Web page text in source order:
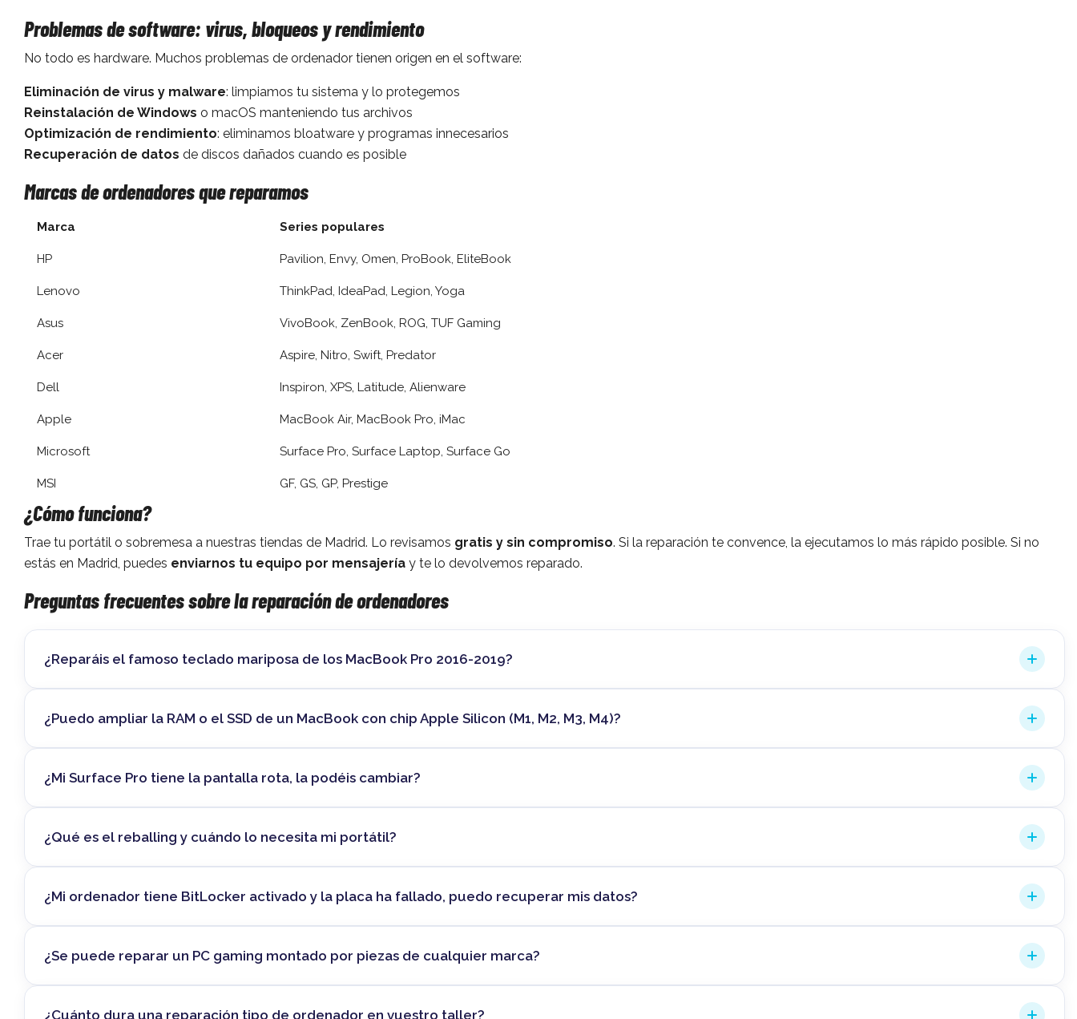
Problemas de software: virus, bloqueos y rendimiento
No todo es hardware. Muchos problemas de ordenador tienen origen en el software:
Eliminación de virus y malware: limpiamos tu sistema y lo protegemos
Reinstalación de Windows o macOS manteniendo tus archivos
Optimización de rendimiento: eliminamos bloatware y programas innecesarios
Recuperación de datos de discos dañados cuando es posible
Marcas de ordenadores que reparamos
Marca Series populares
HP Pavilion, Envy, Omen, ProBook, EliteBook
Lenovo ThinkPad, IdeaPad, Legion, Yoga
Asus VivoBook, ZenBook, ROG, TUF Gaming
Acer Aspire, Nitro, Swift, Predator
Dell Inspiron, XPS, Latitude, Alienware
Apple MacBook Air, MacBook Pro, iMac
Microsoft Surface Pro, Surface Laptop, Surface Go
MSI GF, GS, GP, Prestige
¿Cómo funciona?
Trae tu portátil o sobremesa a nuestras tiendas de Madrid. Lo revisamos gratis y sin compromiso. Si la reparación te convence, la ejecutamos lo más rápido posible. Si no
estás en Madrid, puedes enviarnos tu equipo por mensajería y te lo devolvemos reparado.
Preguntas frecuentes sobre la reparación de ordenadores
¿Reparáis el famoso teclado mariposa de los MacBook Pro 2016-2019?
¿Puedo ampliar la RAM o el SSD de un MacBook con chip Apple Silicon (M1, M2, M3, M4)?
¿Mi Surface Pro tiene la pantalla rota, la podéis cambiar?
¿Qué es el reballing y cuándo lo necesita mi portátil?
¿Mi ordenador tiene BitLocker activado y la placa ha fallado, puedo recuperar mis datos?
¿Se puede reparar un PC gaming montado por piezas de cualquier marca?
¿Cuánto dura una reparación tipo de ordenador en vuestro taller?